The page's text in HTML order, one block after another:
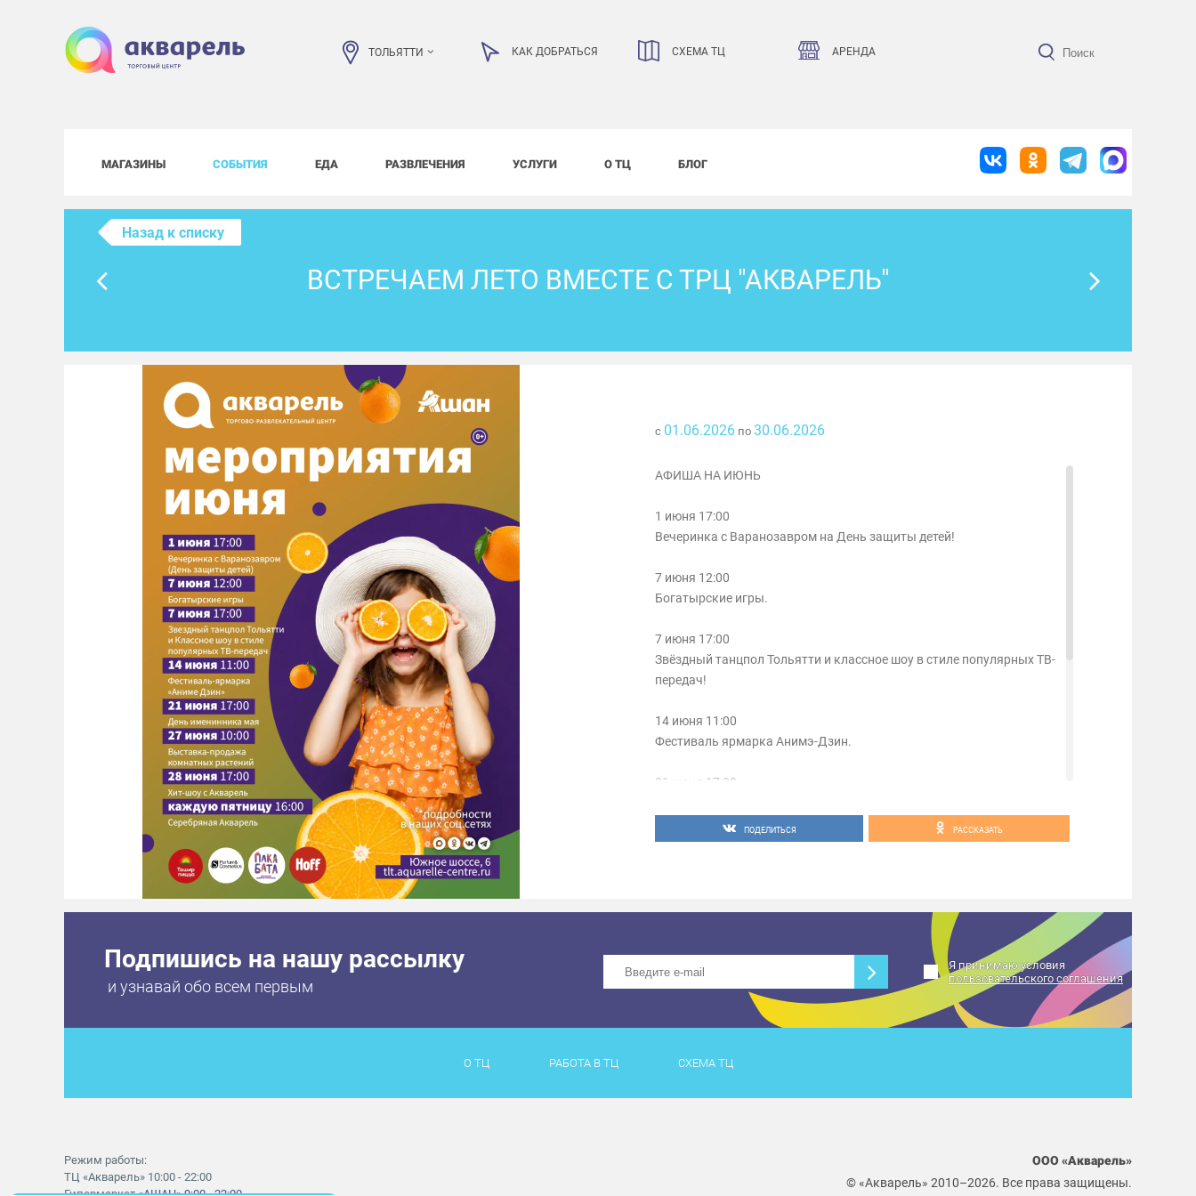
ТОЛЬЯТТИ КАК ДОБРАТЬСЯ СХЕМА ТЦ АРЕНДА
МАГАЗИНЫ СОБЫТИЯ ЕДА РАЗВЛЕЧЕНИЯ УСЛУГИ О ТЦ БЛОГ
Назад к списку
ВСТРЕЧАЕМ ЛЕТО ВМЕСТЕ С ТРЦ "АКВАРЕЛЬ"
с 01.06.2026 по 30.06.2026
АФИША НА ИЮНЬ
1 июня 17:00
Вечеринка с Варанозавром на День защиты детей!
7 июня 12:00
Богатырские игры.
7 июня 17:00
Звёздный танцпол Тольятти и классное шоу в стиле популярных ТВ-
передач!
14 июня 11:00
Фестиваль ярмарка Анимэ-Дзин.
21 июня 17:00
27 июня 10:00
Каждую пятницу в 16:00 — Серебряная Акварель, танцуем!
#трцакварельтольятти
ПОДЕЛИТЬСЯ РАССКАЗАТЬ
Подпишись на нашу рассылку
и узнавай обо всем первым
Я принимаю условия
пользовательского соглашения
О ТЦ РАБОТА В ТЦ СХЕМА ТЦ
Режим работы:
ТЦ «Акварель» 10:00 - 22:00
ООО «Акварель»
© «Акварель» 2010–2026. Все права защищены.